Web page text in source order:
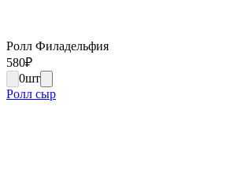
Ролл Филадельфия
580₽
0шт
Ролл сыр